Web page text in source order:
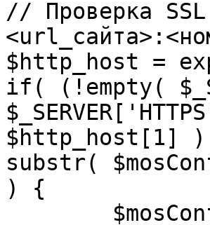
// Проверка
$http_host =
if( (!empty(
$http_host[1] )
substr(
) {